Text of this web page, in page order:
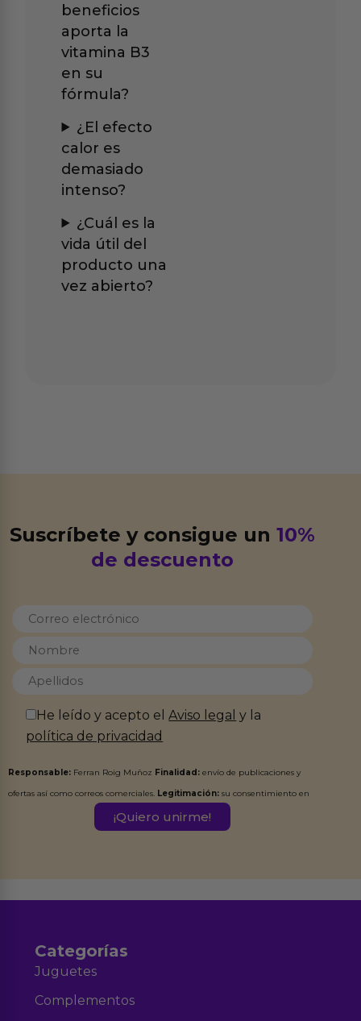
beneficios
aporta la
vitamina B3
en su
fórmula?
¿El efecto
calor es
demasiado
intenso?
¿Cuál es la
vida útil del
producto una
vez abierto?
Suscríbete y consigue un10%
de descuento
He leído y acepto elAviso legal y la
política de privacidad
Responsable: Ferran Roig Muñoz Finalidad: envío de publicaciones y
ofertas así como correos comerciales. Legitimación: su consentimiento en
Destinatarios:Ferran Roig Muñoz. Podrás ejercer tus
Categorías
Juguetes
Complementos